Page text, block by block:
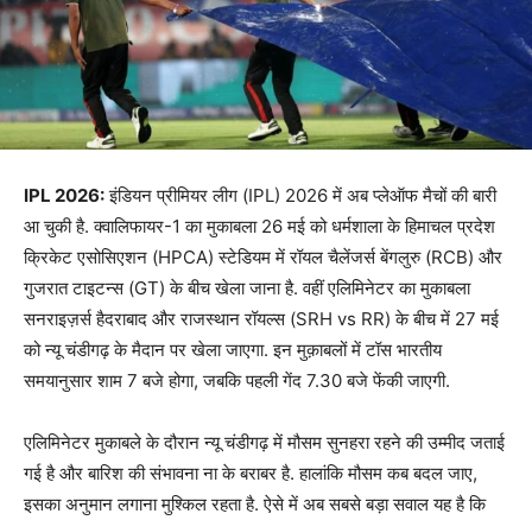
IPL 2026:इंडियन प्रीमियर लीग (IPL) 2026 में अब प्लेऑफ मैचों की बारी
आ चुकी है. क्वालिफायर-1 का मुकाबला 26 मई को धर्मशाला के हिमाचल प्रदेश
क्रिकेट एसोसिएशन (HPCA) स्टेडियम में रॉयल चैलेंजर्स बेंगलुरु (RCB) और
गुजरात टाइटन्स (GT) के बीच खेला जाना है. वहीं एलिमिनेटर का मुकाबला
सनराइज़र्स हैदराबाद और राजस्थान रॉयल्स (SRH vs RR) के बीच में 27 मई
को न्यू चंडीगढ़ के मैदान पर खेला जाएगा. इन मुक़ाबलों में टॉस भारतीय
समयानुसार शाम 7 बजे होगा, जबकि पहली गेंद 7.30 बजे फेंकी जाएगी.
एलिमिनेटर मुकाबले के दौरान न्यू चंडीगढ़ में मौसम सुनहरा रहने की उम्मीद जताई
गई है और बारिश की संभावना ना के बराबर है. हालांकि मौसम कब बदल जाए,
इसका अनुमान लगाना मुश्किल रहता है. ऐसे में अब सबसे बड़ा सवाल यह है कि